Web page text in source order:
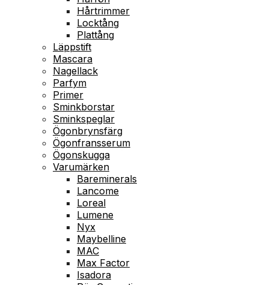
Hårtrimmer
Locktång
Plattång
Läppstift
Mascara
Nagellack
Parfym
Primer
Sminkborstar
Sminkspeglar
Ögonbrynsfärg
Ögonfransserum
Ögonskugga
Varumärken
Bareminerals
Lancome
Loreal
Lumene
Nyx
Maybelline
MAC
Max Factor
Isadora